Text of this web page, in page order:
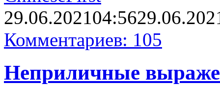
29.06.202104:56
Комментариев: 105
Неприличные